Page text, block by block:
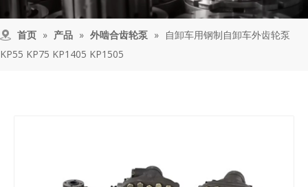
首页 » 产品 » 外啮合齿轮泵 » 自卸车用钢制自卸车外齿轮泵
KP55 KP75 KP1405 KP1505